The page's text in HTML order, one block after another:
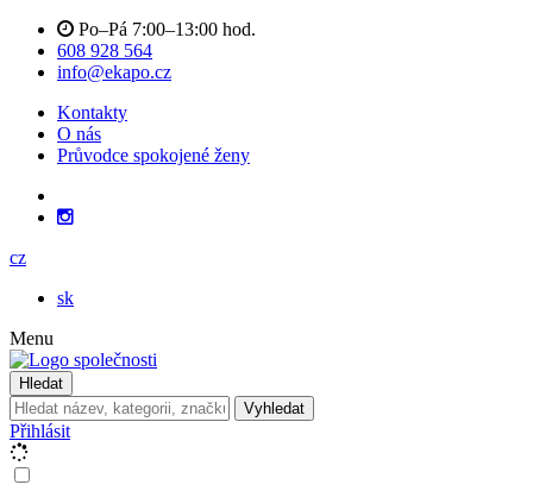
Po–Pá 7:00–13:00 hod.
608 928 564
info@ekapo.cz
Kontakty
O nás
Průvodce spokojené ženy
cz
sk
Menu
Hledat
Vyhledat
Přihlásit